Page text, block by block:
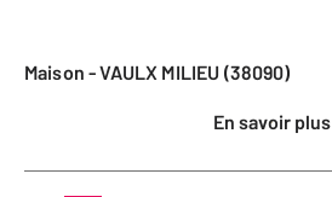
Maison - VAULX MILIEU (38090)
En savoir plus